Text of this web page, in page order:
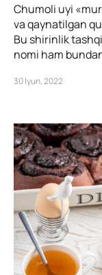
Chumoli uyi
va qaynatilgan
Bu shirinlik
nomi ham
30 Iyun, 2022